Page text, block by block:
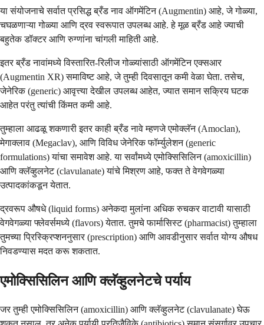
या संयोजनाचे सर्वात प्रसिद्ध ब्रँड नाव ऑगमेंटिन (Augmentin) आहे, जे गोळ्या,
चघळणाऱ्या गोळ्या आणि द्रव स्वरूपात उपलब्ध आहे. हे मूळ ब्रँड आहे ज्याची
बहुतेक डॉक्टर आणि रुग्णांना चांगली माहिती आहे.
इतर ब्रँड नावांमध्ये विस्तारित-रिलीज गोळ्यांसाठी ऑगमेंटिन एक्सआर
(Augmentin XR) समाविष्ट आहे, जे तुम्ही दिवसातून कमी वेळा घेता. तसेच,
जेनेरिक (generic) आवृत्त्या देखील उपलब्ध आहेत, ज्यात समान सक्रिय घटक
आहेत परंतु त्यांची किंमत कमी आहे.
तुम्हाला आढळू शकणारी इतर काही ब्रँड नावे म्हणजे एमोक्लॅन (Amoclan),
मेगाक्लाव (Megaclav), आणि विविध जेनेरिक फॉर्म्युलेशन (generic
formulations) यांचा समावेश आहे. या सर्वांमध्ये एमोक्सिसिलिन (amoxicillin)
आणि क्लॅव्हुलनेट (clavulanate) यांचे मिश्रण आहे, फक्त ते वेगवेगळ्या
उत्पादकांकडून येतात.
द्रवरूप औषधे (liquid forms) अनेकदा मुलांना अधिक रुचकर वाटावी यासाठी
वेगवेगळ्या फ्लेवर्समध्ये (flavors) येतात. तुमचे फार्मासिस्ट (pharmacist) तुम्हाला
तुमच्या प्रिस्क्रिप्शननुसार (prescription) आणि आवडीनुसार सर्वात योग्य औषध
निवडण्यास मदत करू शकतात.
एमोक्सिसिलिन आणि क्लॅव्हुलनेटचे पर्याय
जर तुम्ही एमोक्सिसिलिन (amoxicillin) आणि क्लॅव्हुलनेट (clavulanate) घेऊ